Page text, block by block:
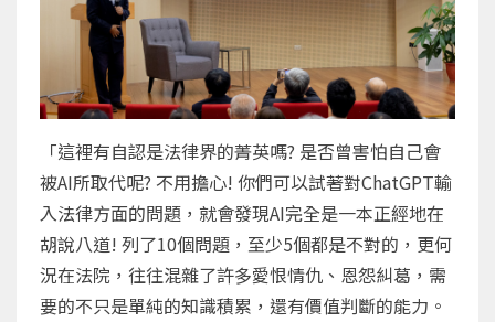
「這裡有自認是法律界的菁英嗎? 是否曾害怕自己會
被AI所取代呢? 不用擔心! 你們可以試著對ChatGPT輸
入法律方面的問題，就會發現AI完全是一本正經地在
胡說八道! 列了10個問題，至少5個都是不對的，更何
況在法院，往往混雜了許多愛恨情仇、恩怨糾葛，需
要的不只是單純的知識積累，還有價值判斷的能力。